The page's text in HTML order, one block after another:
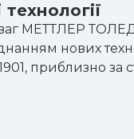
МЕТТЛЕР
нових
приблизно за